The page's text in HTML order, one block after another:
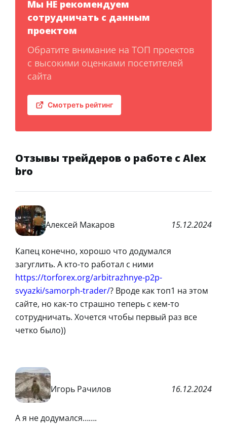
Мы НЕ рекомендуем
сотрудничать с данным
проектом
Обратите внимание на ТОП проектов
с высокими оценками посетителей
сайта
Смотреть рейтинг
Отзывы трейдеров о работе с Alex
bro
Алексей Макаров 15.12.2024
Капец конечно, хорошо что додумался
загуглить. А кто-то работал с ними
https://torforex.org/arbitrazhnye-p2p-
svyazki/samorph-trader/? Вроде как топ1 на этом
сайте, но как-то страшно теперь с кем-то
сотрудничать. Хочется чтобы первый раз все
четко было))
Игорь Рачилов 16.12.2024
А я не додумался…….